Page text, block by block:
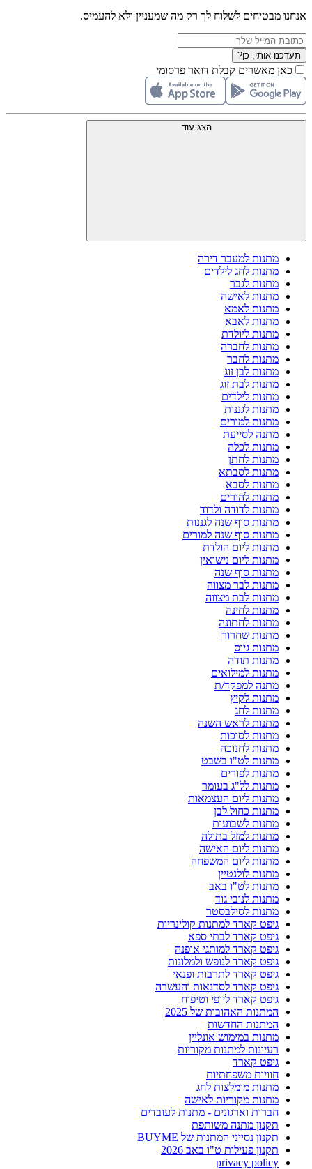
אנחנו מבטיחים לשלוח לך רק מה שמעניין ולא להעמיס.
תעדכנו אותי, כן?
כאן מאשרים קבלת דואר פרסומי
הצג עוד
מתנות למעבר דירה
מתנות לחג לילדים
מתנות לגבר
מתנות לאישה
מתנות לאמא
מתנות לאבא
מתנות ליולדת
מתנות לחברה
מתנות לחבר
מתנות לבן זוג
מתנות לבת זוג
מתנות לילדים
מתנות לגננות
מתנות למורים
מתנה לסייעת
מתנות לכלה
מתנות לחתן
מתנות לסבתא
מתנות לסבא
מתנות להורים
מתנות לדודה ולדוד
מתנות סוף שנה לגננות
מתנות סוף שנה למורים
מתנות ליום הולדת
מתנות ליום נישואין
מתנות סוף שנה
מתנות לבר מצווה
מתנות לבת מצווה
מתנות לחינה
מתנות לחתונה
מתנות שחרור
מתנות גיוס
מתנות תודה
מתנות למילואים
מתנה למפקד/ת
מתנות לקיץ
מתנות לחג
מתנות לראש השנה
מתנות לסוכות
מתנות לחנוכה
מתנות לט"ו בשבט
מתנות לפורים
מתנות לל"ג בעומר
מתנות ליום העצמאות
מתנות כחול לבן
מתנות לשבועות
מתנות למזל בתולה
מתנות ליום האישה
מתנות ליום המשפחה
מתנות לולנטיין
מתנות לט"ו באב
מתנות לנובי גוד
מתנות לסילבסטר
גיפט קארד למתנות קולינריות
גיפט קארד לבתי ספא
גיפט קארד למותגי אופנה
גיפט קארד לנופש ולמלונות
גיפט קארד לתרבות ופנאי
גיפט קארד לסדנאות והעשרה
גיפט קארד ליופי וטיפוח
המתנות האהובות של 2025
המתנות החדשות
מתנות במימוש אונליין
רעיונות למתנות מקוריות
גיפט קארד
חוויות משפחתיות
מתנות מומלצות לחג
מתנות מקוריות לאישה
חברות וארגונים - מתנות לעובדים
תקנון מתנה משותפת
תקנון נסייני המתנות של BUYME
תקנון פעילות ט"ו באב 2026
privacy policy